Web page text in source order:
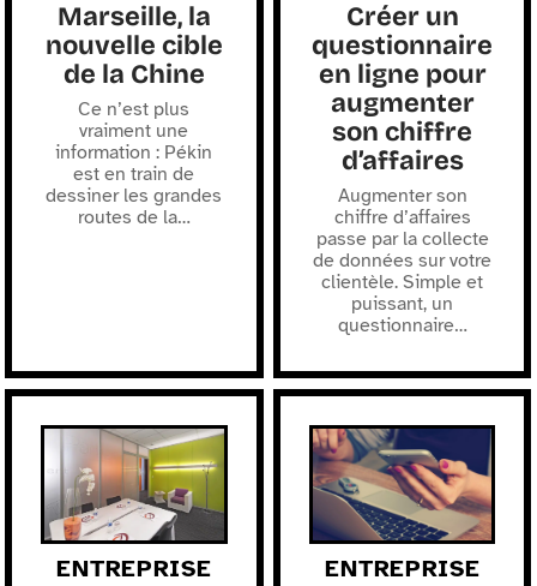
Marseille, la
nouvelle cible
de la Chine
Ce n’est plus
vraiment une
information : Pékin
est en train de
dessiner les grandes
routes de la…
Créer un
questionnaire
en ligne pour
augmenter
son chiffre
d’affaires
Augmenter son
chiffre d’affaires
passe par la collecte
de données sur votre
clientèle. Simple et
puissant, un
questionnaire…
ENTREPRISE ENTREPRISE